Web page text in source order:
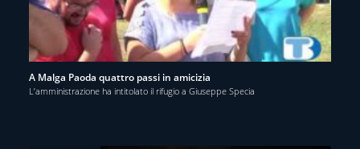
A Malga Paoda quattro passi in amicizia
L’amministrazione ha intitolato il rifugio a Giuseppe Specia